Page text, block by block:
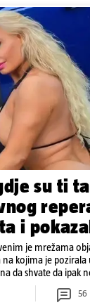
su ti
i
je mrežama
kojima je pozirala
da shvate da ipak
56